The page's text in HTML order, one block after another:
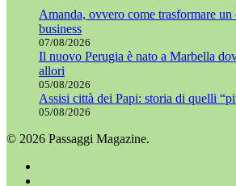
Amanda, ovvero come trasformare
business
07/08/2026
Il nuovo Perugia è nato a Marbella
allori
05/08/2026
Assisi città dei Papi: storia di quelli
05/08/2026
© 2026 Passaggi Magazine.